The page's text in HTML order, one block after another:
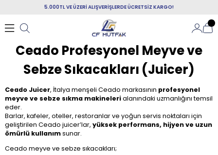
5.000TL VE ÜZERİ ALIŞVERİŞLERDE ÜCRETSİZ KARGO!
Ceado Profesyonel Meyve ve
Sebze Sıkacakları (Juicer)
Ceado Juicer, İtalya menşeli Ceado markasının profesyonel
meyve ve sebze sıkma makinelerialanındaki uzmanlığını temsil
eder.
Barlar, kafeler, oteller, restoranlar ve yoğun servis noktaları için
geliştirilen Ceado juicer’lar, yüksek performans, hijyen ve uzun
ömürlü kullanımsunar.
Ceado meyve ve sebze sıkacakları;